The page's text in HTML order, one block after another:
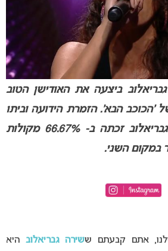
ביצעה את האודישן הטוב
הבא’. הזמרת הידועה וביתו
של המוסיקאי מיקי גבריאלוב זכתה ב- 66.67% מקולות
במקום השני.
אתם קבעתם ששירה גבריאלובהיא